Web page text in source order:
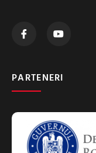
PARTENERI